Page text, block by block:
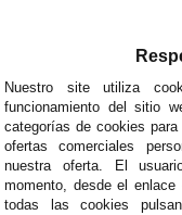
Nuestro site utiliza
funcionamiento del sitio
categorías de cookies
ofertas comerciales
nuestra oferta. El
momento, desde el
todas las cookies